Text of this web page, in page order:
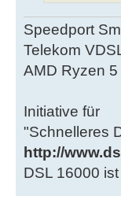
Speedport
Telekom
AMD Ryzen
Initiative für
"Schnelleres
http://
DSL 16000